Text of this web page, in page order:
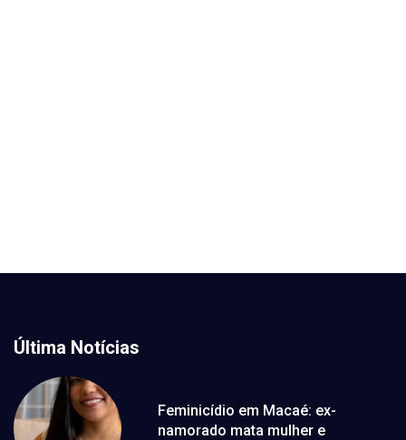
Última Notícias
Feminicídio em Macaé: ex-
namorado mata mulher e